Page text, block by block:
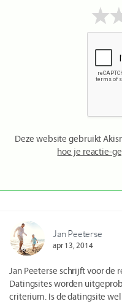
Deze website gebruikt
hoe je reactie-
Jan Peeterse
apr 13, 2014
Jan Peeterse schrijft voor de
Datingsites worden
criterium. Is de datingsite